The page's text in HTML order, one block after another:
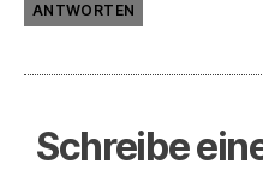
ANTWORTEN
Schreibe